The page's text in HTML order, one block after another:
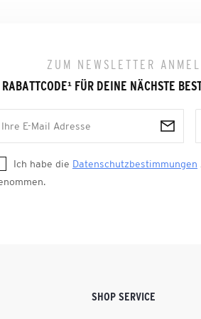
ZUM NEWSLETTER
¹FÜR DEINE NÄCHSTE
Ich habe die Datenschutzbestimmungen
SHOP SERVICE